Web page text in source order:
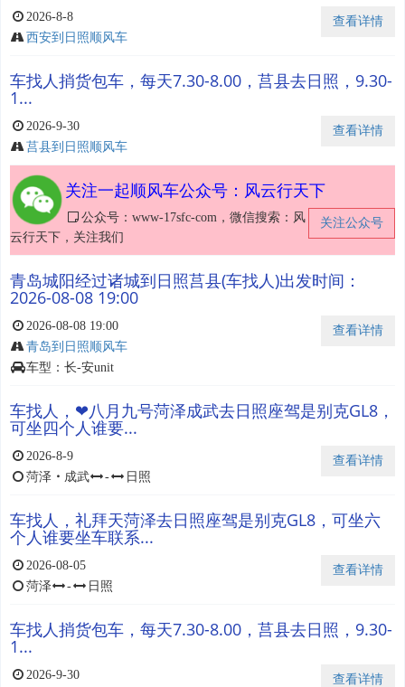
查看详情
2026-8-8
西安到日照顺风车
车找人捎货包车，每天7.30-8.00，莒县去日照，9.30-
1...
查看详情
2026-9-30
莒县到日照顺风车
关注一起顺风车公众号：风云行天下
关注公众号
公众号：www-17sfc-com，微信搜索：风
云行天下，关注我们
青岛城阳经过诸城到日照莒县(车找人)出发时间：
2026-08-08 19:00
查看详情
2026-08-08 19:00
青岛到日照顺风车
车型：长-安unit
车找人，❤八月九号菏泽成武去日照座驾是别克GL8，
可坐四个人谁要...
查看详情
2026-8-9
菏泽・ 成武 - 日照
车找人，礼拜天菏泽去日照座驾是别克GL8，可坐六
个人谁要坐车联系...
查看详情
2026-08-05
菏泽
- 日照
车找人捎货包车，每天7.30-8.00，莒县去日照，9.30-
1...
查看详情
2026-9-30